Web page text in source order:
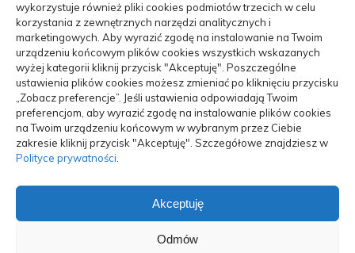
wykorzystuje również pliki cookies podmiotów trzecich w celu
korzystania z zewnętrznych narzędzi analitycznych i
marketingowych. Aby wyrazić zgodę na instalowanie na Twoim
urządzeniu końcowym plików cookies wszystkich wskazanych
wyżej kategorii kliknij przycisk "Akceptuję". Poszczególne
ustawienia plików cookies możesz zmieniać po kliknięciu przycisku
„Zobacz preferencje”. Jeśli ustawienia odpowiadają Twoim
preferencjom, aby wyrazić zgodę na instalowanie plików cookies
na Twoim urządzeniu końcowym w wybranym przez Ciebie
zakresie kliknij przycisk "Akceptuję". Szczegółowe znajdziesz w
Polityce prywatności
Akceptuję
Odmów
Motoryzacja, Transport
Usługi (70)
Technologie (17)
Mobile Search
ARTYKUŁ SPONSOROWANY